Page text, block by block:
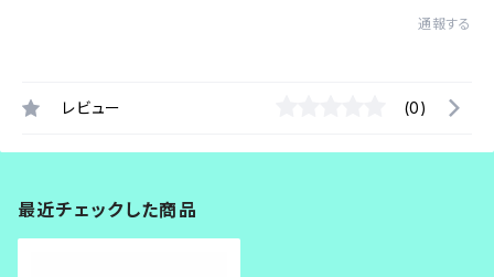
通報する
レビュー (0)
最近チェックした商品